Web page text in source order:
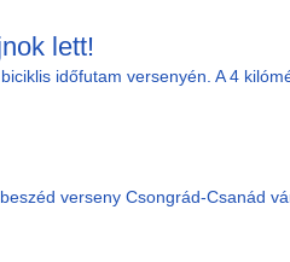
lett!
időfutam versenyén. A 4
verseny Csongrád-Csanád